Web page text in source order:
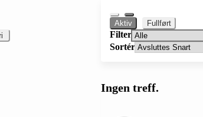
Aktiv Fullført
Filter
Sortér
Ingen treff.